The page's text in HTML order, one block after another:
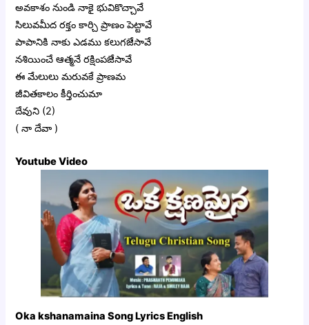
అవకాశం నుండి నాకై భువికొచ్చావే
సిలువమీద రక్తం కార్చి ప్రాణం పెట్టావే
పాపానికి నాకు ఎడము కలుగజేసావే
నశియించే ఆత్మనే రక్షింపజేసావే
ఈ మేలులు మరువకే ప్రాణమ
జీవితకాలం కీర్తించుమా
దేవుని (2)
( నా దేవా )
Youtube Video
Oka kshanamaina Song Lyrics English